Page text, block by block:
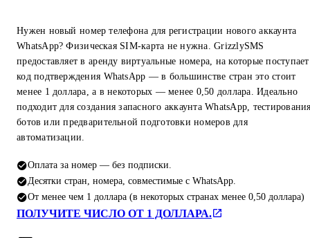
Нужен новый номер телефона для регистрации нового аккаунта
WhatsApp? Физическая SIM-карта не нужна. GrizzlySMS
предоставляет в аренду виртуальные номера, на которые поступает
код подтверждения WhatsApp — в большинстве стран это стоит
менее 1 доллара, а в некоторых — менее 0,50 доллара. Идеально
подходит для создания запасного аккаунта WhatsApp,
ботов или предварительной подготовки номеров для
автоматизации.
Оплата за номер — без подписки.
Десятки стран, номера, совместимые с WhatsApp.
От менее чем 1 доллара (в некоторых странах менее 0,50 доллара)
ПОЛУЧИТЕ ЧИСЛО ОТ 1 ДОЛЛАРА.